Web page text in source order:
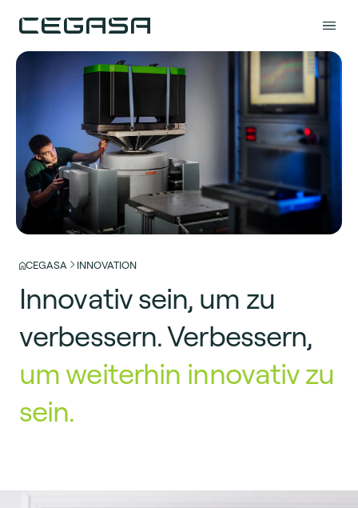
CEGASA INNOVATION
Innovativ sein, um zu
verbessern. Verbessern,
um weiterhin innovativ zu
sein.